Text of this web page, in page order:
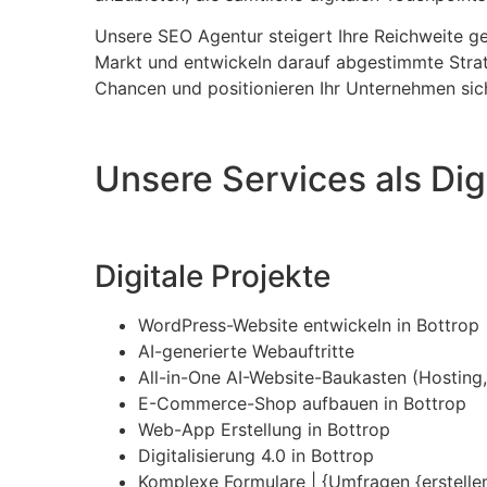
Unsere SEO Agentur steigert Ihre Reichweite
Markt und entwickeln darauf abgestimmte
Chancen und positionieren Ihr Unternehmen
Unsere Services als
Digitale Projekte
WordPress-Website entwickeln in Bottrop
AI-generierte Webauftritte
All-in-One AI-Website-Baukasten
E-Commerce-Shop aufbauen in Bottrop
Web-App Erstellung in Bottrop
Digitalisierung 4.0 in Bottrop
Komplexe Formulare | {Umfragen